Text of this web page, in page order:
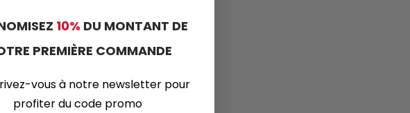
Contactez-nous
10% DU MONTANT DE
PREMIÈRE COMMANDE
vousà notre newsletter pour
profiter du code promo